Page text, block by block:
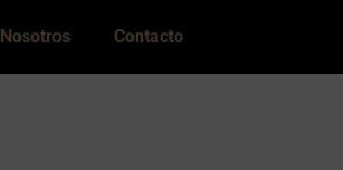
Nosotros Contacto